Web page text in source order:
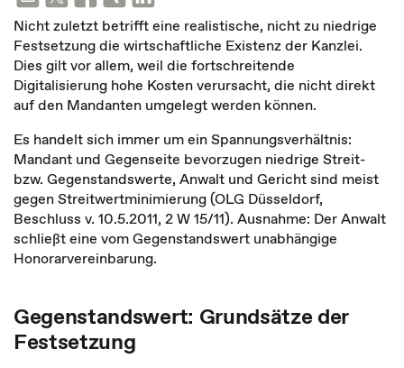
Nicht zuletzt betrifft eine realistische, nicht zu niedrige
Festsetzung die wirtschaftliche Existenz der Kanzlei.
Dies gilt vor allem, weil die fortschreitende
Digitalisierung hohe Kosten verursacht, die nicht direkt
auf den Mandanten umgelegt werden können.
Es handelt sich immer um ein Spannungsverhältnis:
Mandant und Gegenseite bevorzugen niedrige Streit-
bzw. Gegenstandswerte, Anwalt und Gericht sind meist
gegen Streitwertminimierung (OLG Düsseldorf,
Beschluss v. 10.5.2011, 2 W 15/11). Ausnahme: Der Anwalt
schließt eine vom Gegenstandswert unabhängige
Honorarvereinbarung.
Gegenstandswert: Grundsätze der
Festsetzung